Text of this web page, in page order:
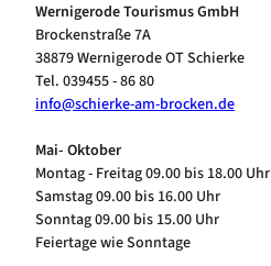
Wernigerode Tourismus GmbH
Brockenstraße 7A
38879 Wernigerode OT Schierke
Tel. 039455 - 86 80
info@schierke-am-brocken.de
Mai- Oktober
Montag - Freitag 09.00 bis 18.00 Uhr
Samstag 09.00 bis 16.00 Uhr
Sonntag 09.00 bis 15.00 Uhr
Feiertage wie Sonntage